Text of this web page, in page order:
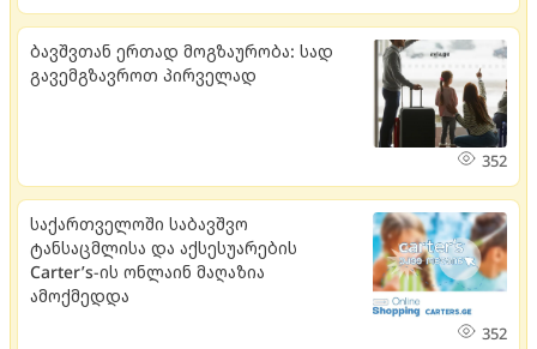
ბავშვთან ერთად მოგზაურობა: სად
გავემგზავროთ პირველად
352
საქართველოში საბავშვო
ტანსაცმლისა და აქსესუარების
Carter’s-ის ონლაინ მაღაზია
ამოქმედდა
352